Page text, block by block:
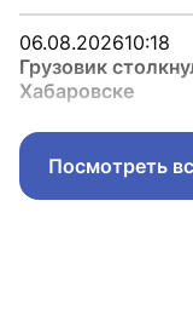
06.08.202610:18
Грузовик
Хабаровске
Посмотреть